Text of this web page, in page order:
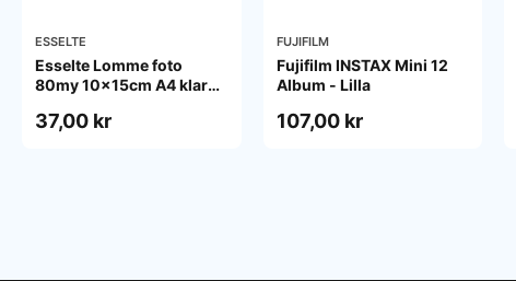
ESSELTE
Esselte Lomme foto
80my 10x15cm A4 klar
37,00 kr
FUJIFILM
Fujifilm INSTAX Mini 12
Album - Lilla
107,00 kr